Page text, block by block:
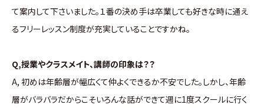
て案内して下さいました。１番の決め手は卒業しても好きな時に通え
るフリーレッスン制度が充実していることですかね。
Q,授業やクラスメイト、講師の印象は？？
A, 初めは年齢層が幅広くて仲よくできるか不安でした。しかし、年齢
層がバラバラだからこそいろんな話ができて週に1度スクールに行く